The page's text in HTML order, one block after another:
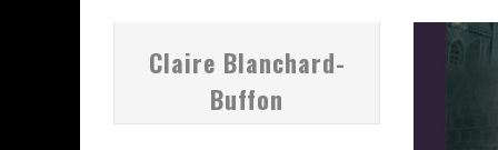
PSYRIVER 2026 : LA MAGIE
« MOFUSAND / PARLER
Claire Blanchard-
Buffon